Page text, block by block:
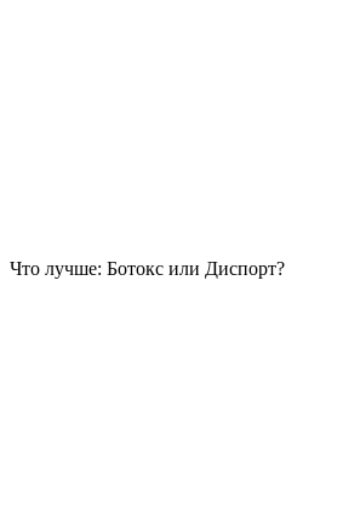
Что лучше: Ботокс или Диспорт?